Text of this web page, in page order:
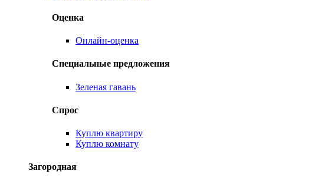
Оценка
Онлайн-оценка
Специальные предложения
Зеленая гавань
Спрос
Куплю квартиру
Куплю комнату
Загородная